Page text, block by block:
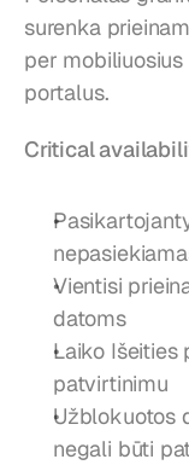
surenka
per
portalus.
Critical
Vientisi
datoms
Laiko Išeities
patvirtinimu
Užblokuotos
negali būti